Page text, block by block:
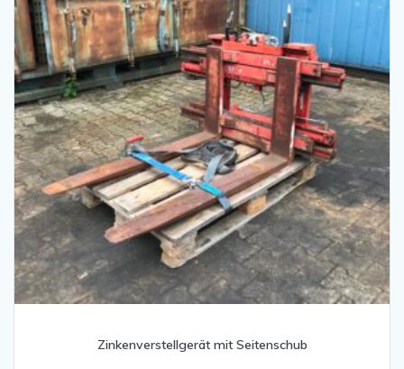
Zinkenverstellgerät mit Seitenschub